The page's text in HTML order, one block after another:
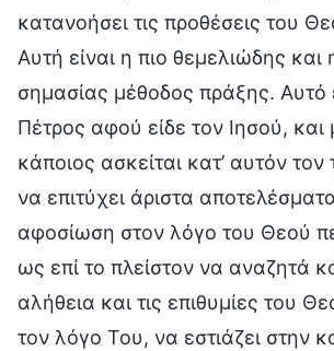
κατανοήσει τις προθέσεις του
Αυτή είναι η πιο θεμελιώδης και
σημασίας μέθοδος πράξης. Αυτό
Πέτρος αφού είδε τον Ιησού,
κάποιος ασκείται κατ’ αυτόν τον
να επιτύχει άριστα
αφοσίωση στον λόγο του Θεού
ως επί το πλείστον να αναζητά
αλήθεια και τις επιθυμίες του
τον λόγο Του, να εστιάζει στην